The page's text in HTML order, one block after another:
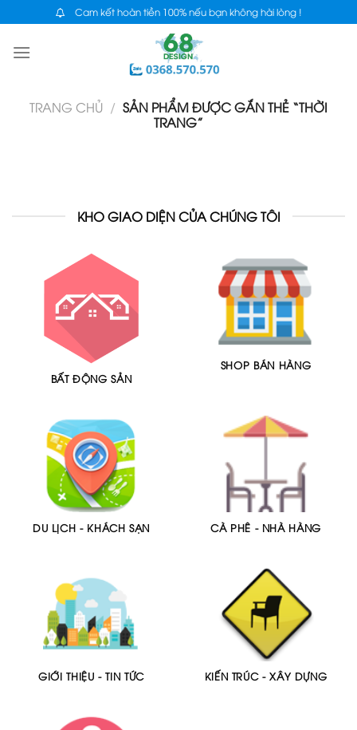
content
Cam kết hoàn tiền 100% nếu bạn không hài lòng !
TRANG CHỦ / SẢN PHẨM ĐƯỢC GẮN THẺ “THỜI
TRANG”
KHO GIAO DIỆN CỦA CHÚNG TÔI
BẤT ĐỘNG SẢN
SHOP BÁN HÀNG
DU LỊCH - KHÁCH SẠN CÀ PHÊ - NHÀ HÀNG
GIỚI THIỆU - TIN TỨC KIẾN TRÚC - XÂY DỰNG